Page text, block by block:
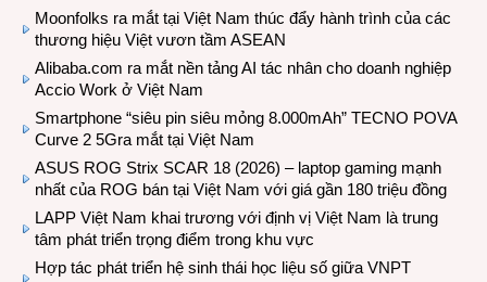
Moonfolks ra mắt tại Việt Nam thúc đẩy hành trình của các
thương hiệu Việt vươn tầm ASEAN
Alibaba.com ra mắt nền tảng AI tác nhân cho doanh nghiệp
Accio Work ở Việt Nam
Smartphone “siêu pin siêu mỏng 8.000mAh” TECNO POVA
Curve 2 5Gra mắt tại Việt Nam
ASUS ROG Strix SCAR 18 (2026) – laptop gaming mạnh
nhất của ROG bán tại Việt Nam với giá gần 180 triệu đồng
LAPP Việt Nam khai trương với định vị Việt Nam là trung
tâm phát triển trọng điểm trong khu vực
Hợp tác phát triển hệ sinh thái học liệu số giữa VNPT